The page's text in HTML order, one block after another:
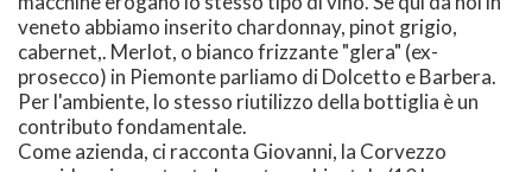
veneto abbiamo inserito chardonnay, pinot grigio,
cabernet,. Merlot, o bianco frizzante "glera" (ex-
prosecco) in Piemonte parliamo di Dolcetto e Barbera.
Per l'ambiente, lo stesso riutilizzo della bottiglia è un
contributo fondamentale.
Come azienda, ci racconta Giovanni, la Corvezzo